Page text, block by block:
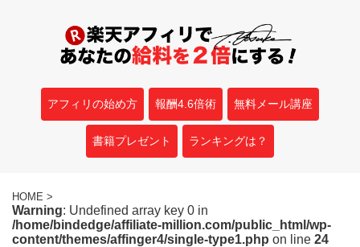
アフィリの始め方 報酬4.6倍術 無料メール講座
書籍プレゼント ランキングは？
HOME >
Warning: Undefined array key 0 in
/home/bindedge/affiliate-million.com/public_html/wp-
content/themes/affinger4/single-type1.php on line 24